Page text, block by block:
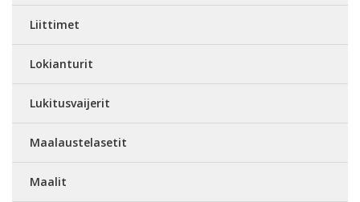
Liittimet
Lokianturit
Lukitusvaijerit
Maalaustelasetit
Maalit